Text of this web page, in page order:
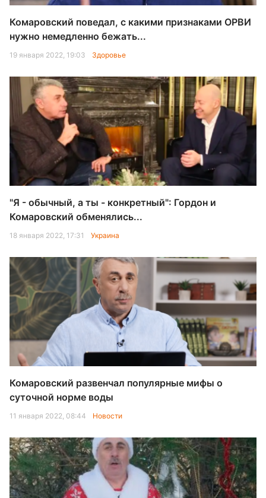
Комаровский поведал, с какими признаками ОРВИ
нужно немедленно бежать...
19 января 2022, 19:03 Здоровье
"Я - обычный, а ты - конкретный": Гордон и
Комаровский обменялись...
18 января 2022, 17:31 Украина
Комаровский развенчал популярные мифы о
суточной норме воды
11 января 2022, 08:44 Новости